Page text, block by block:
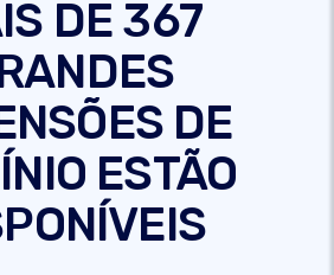
DE 367
DE
ESTÃO